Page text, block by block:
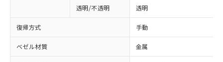
透明/不透明 透明
復帰方式 手動
ベゼル材質 金属